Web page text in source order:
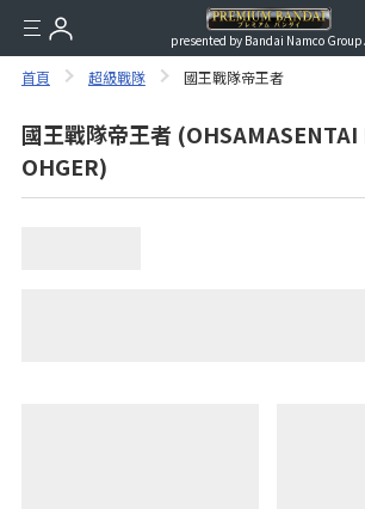
presented by Bandai Namco Group.
首頁 超級戰隊 國王戰隊帝王者
國王戰隊帝王者
OHGER)